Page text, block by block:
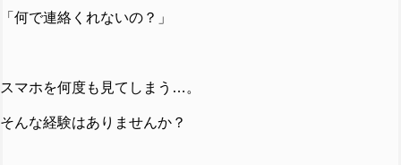
「何で連絡くれないの？」
スマホを何度も見てしまう…。
そんな経験はありませんか？